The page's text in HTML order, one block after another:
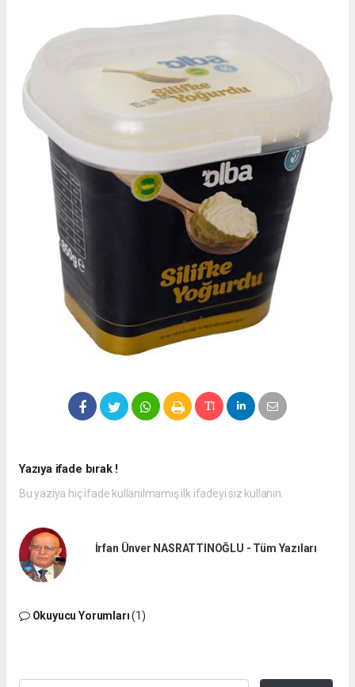
Yazıya ifade bırak !
Bu yazıya hiç ifade kullanılmamış ilk ifadeyi siz kullanın.
İrfan Ünver NASRATTINOĞLU - Tüm Yazıları
Okuyucu Yorumları(1)